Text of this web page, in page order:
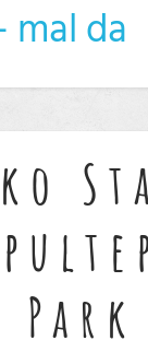
mal da
Park